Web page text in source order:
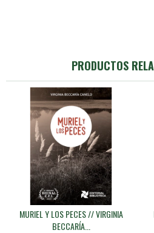
PRODUCTOS
MURIEL Y LOS PECES // VIRGINIA
BECCARÍA...